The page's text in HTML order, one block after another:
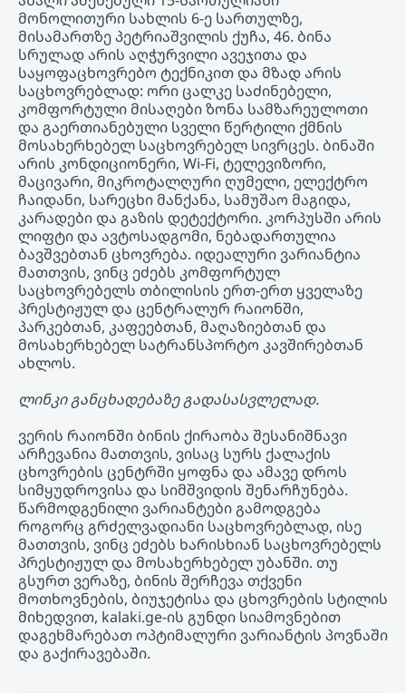
მონოლითური სახლის 6-ე სართულზე,
მისამართზე პეტრიაშვილის ქუჩა, 46. ბინა
სრულად არის აღჭურვილი ავეჯითა და
საყოფაცხოვრებო ტექნიკით და მზად არის
საცხოვრებლად: ორი ცალკე საძინებელი,
კომფორტული მისაღები ზონა სამზარეულოთი
და გაერთიანებული სველი წერტილი ქმნის
მოსახერხებელ საცხოვრებელ სივრცეს. ბინაში
არის კონდიციონერი, Wi-Fi, ტელევიზორი,
მაცივარი, მიკროტალღური ღუმელი, ელექტრო
ჩაიდანი, სარეცხი მანქანა, სამუშაო მაგიდა,
კარადები და გაზის დეტექტორი. კორპუსში არის
ლიფტი და ავტოსადგომი, ნებადართულია
ბავშვებთან ცხოვრება. იდეალური ვარიანტია
მათთვის, ვინც ეძებს კომფორტულ
საცხოვრებელს თბილისის ერთ-ერთ ყველაზე
პრესტიჟულ და ცენტრალურ რაიონში,
პარკებთან, კაფეებთან, მაღაზიებთან და
მოსახერხებელ სატრანსპორტო კავშირებთან
ახლოს.
ლინკი განცხადებაზე გადასასვლელად.
ვერის რაიონში ბინის ქირაობა შესანიშნავი
არჩევანია მათთვის, ვისაც სურს ქალაქის
ცხოვრების ცენტრში ყოფნა და ამავე დროს
სიმყუდროვისა და სიმშვიდის შენარჩუნება.
წარმოდგენილი ვარიანტები გამოდგება
როგორც გრძელვადიანი საცხოვრებლად, ისე
მათთვის, ვინც ეძებს ხარისხიან საცხოვრებელს
პრესტიჟულ და მოსახერხებელ უბანში. თუ
გსურთ ვერაზე, ბინის შერჩევა თქვენი
მოთხოვნების, ბიუჯეტისა და ცხოვრების სტილის
მიხედვით, kalaki.ge-ის გუნდი სიამოვნებით
დაგეხმარებათ ოპტიმალური ვარიანტის პოვნაში
და გაქირავებაში.